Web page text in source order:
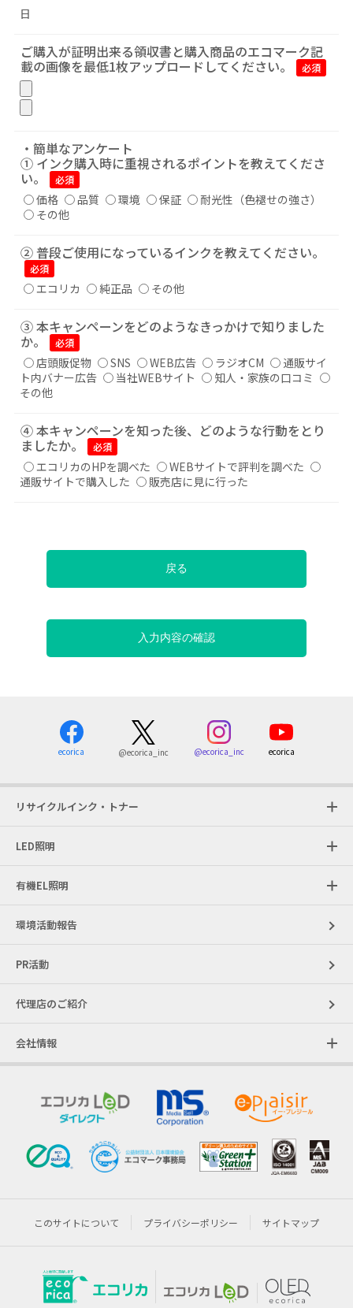
日
ご購入が証明出来る領収書と購入商品のエコマーク記
載の画像を最低1枚アップロードしてください。 必須
・簡単なアンケート
① インク購入時に重視されるポイントを教えてくださ
い。 必須
価格 品質 環境 保証
耐光性（色褪せの強さ）
その他
② 普段ご使用になっているインクを教えてください。
必須
エコリカ 純正品 その他
③ 本キャンペーンをどのようなきっかけで知りました
か。 必須
店頭販促物 SNS WEB広告 ラジオCM
通販サイ
ト内バナー広告
当社WEBサイト
知人・家族の口コミ
その他
④ 本キャンペーンを知った後、どのような行動をとり
ましたか。 必須
エコリカのHPを調べた
WEBサイトで評判を調べた
通販サイトで購入した
販売店に見に行った
ecorica @ecorica_inc @ecorica_inc ecorica
リサイクルインク・トナー
LED照明
有機EL照明
環境活動報告
PR活動
代理店のご紹介
会社情報
このサイトについて プライバシーポリシー サイトマップ